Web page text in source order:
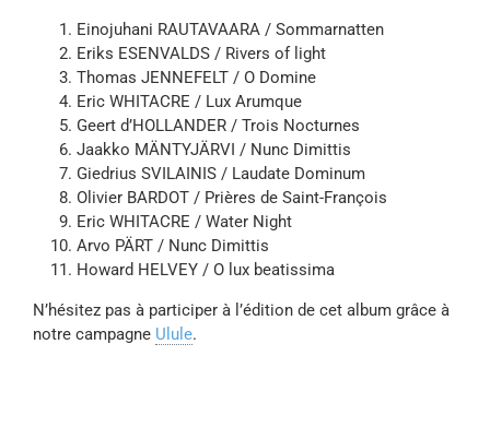
Einojuhani RAUTAVAARA / Sommarnatten
Eriks ESENVALDS / Rivers of light
Thomas JENNEFELT / O Domine
Eric WHITACRE / Lux Arumque
Geert d’HOLLANDER / Trois Nocturnes
Jaakko MÄNTYJÄRVI / Nunc Dimittis
Giedrius SVILAINIS / Laudate Dominum
Olivier BARDOT / Prières de Saint-François
Eric WHITACRE / Water Night
Arvo PÄRT / Nunc Dimittis
Howard HELVEY / O lux beatissima
N’hésitez pas à participer à l’édition de cet album grâce à
notre campagne Ulule.